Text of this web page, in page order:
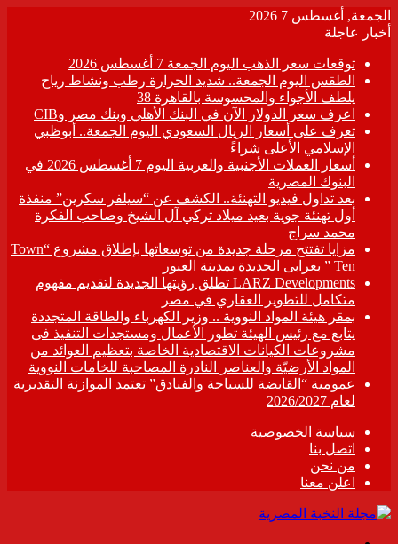
الجمعة, أغسطس 7 2026
أخبار عاجلة
توقعات سعر الذهب اليوم الجمعة 7 أغسطس 2026
الطقس اليوم الجمعة.. شديد الحرارة رطب ونشاط رياح
يلطف الأجواء والمحسوسة بالقاهرة 38
اعرف سعر الدولار الآن في البنك الأهلي وبنك مصر وCIB
تعرف على أسعار الريال السعودي اليوم الجمعة.. أبوظبي
الإسلامي الأعلى شراءً
أسعار العملات الأجنبية والعربية اليوم 7 أغسطس 2026 في
البنوك المصرية
بعد تداول فيديو التهنئة.. الكشف عن “سيلفر سكرين” منفذة
أول تهنئة جوية بعيد ميلاد تركي آل الشيخ وصاحب الفكرة
محمد سراج
مزايا تفتتح مرحلة جديدة من توسعاتها بإطلاق مشروع “Town
Ten ” بعرابى الجديدة بمدينة العبور
LARZ Developments تطلق رؤيتها الجديدة لتقديم مفهوم
متكامل للتطوير العقاري في مصر
بمقر هيئة المواد النووية .. وزير الكهرباء والطاقة المتجددة
يتابع مع رئيس الهيئة تطور الأعمال ومستجدات التنفيذ فى
مشروعات الكيانات الاقتصادية الخاصة بتعظيم العوائد من
المواد الأرضيّة والعناصر النادرة المصاحبة للخامات النووية
عمومية “القابضة للسياحة والفنادق” تعتمد الموازنة التقديرية
لعام 2026/2027
سياسة الخصوصية
اتصل بنا
من نحن
اعلن معنا